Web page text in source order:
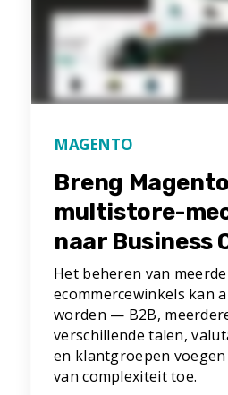
MAGENTO
Breng
multistore-
naar Business
Het beheren van
ecommercewinkels kan
worden — B2B,
verschillende talen,
en klantgroepen
van complexiteit toe.